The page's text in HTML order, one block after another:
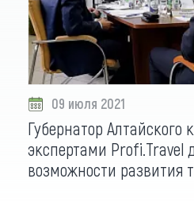
09 июля 2021
Губернатор Алтайского
экспертами Profi.Travel
возможности развития